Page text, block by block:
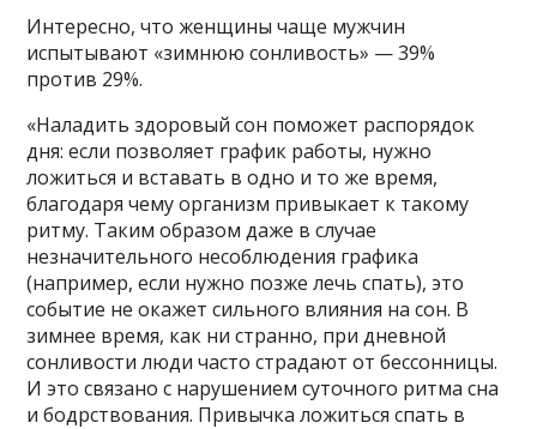
Интересно, что женщины чаще мужчин
испытывают «зимнюю сонливость» — 39%
против 29%.
«Наладить здоровый сон поможет распорядок
дня: если позволяет график работы, нужно
ложиться и вставать в одно и то же время,
благодаря чему организм привыкает к такому
ритму. Таким образом даже в случае
незначительного несоблюдения графика
(например, если нужно позже лечь спать), это
событие не окажет сильного влияния на сон. В
зимнее время, как ни странно, при дневной
сонливости люди часто страдают от бессонницы.
И это связано с нарушением суточного ритма сна
и бодрствования. Привычка ложиться спать в